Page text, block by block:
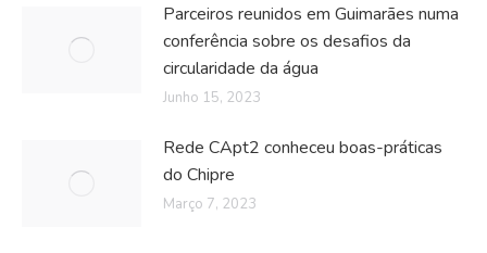
Parceiros reunidos em Guimarães numa
conferência sobre os desafios da
circularidade da água
Junho 15, 2023
Rede CApt2 conheceu boas-práticas
do Chipre
Março 7, 2023